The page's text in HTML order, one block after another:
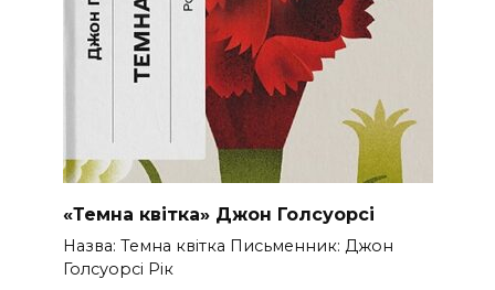
«Темна квітка» Джон Голсуорсі
Назва: Темна квітка Письменник: Джон
Голсуорсі Рік